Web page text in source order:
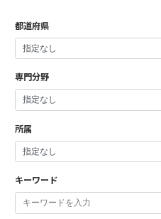
都道府県
専門分野
所属
キーワード